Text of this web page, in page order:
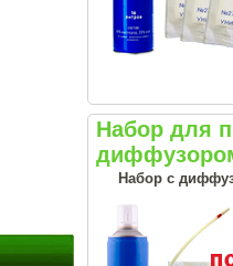
Набор для
Набор с